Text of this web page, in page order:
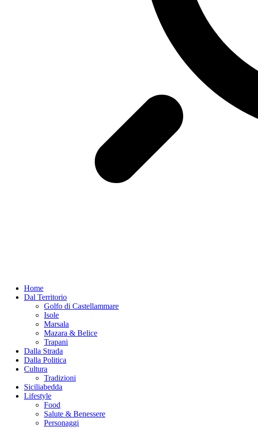
Home
Dal Territorio
Golfo di Castellammare
Isole
Marsala
Mazara & Belice
Trapani
Dalla Strada
Dalla Politica
Cultura
Tradizioni
Siciliabedda
Lifestyle
Food
Salute & Benessere
Personaggi